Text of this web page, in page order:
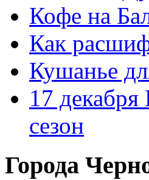
Кофе на
Как
Кушанье
17
сезон
Города